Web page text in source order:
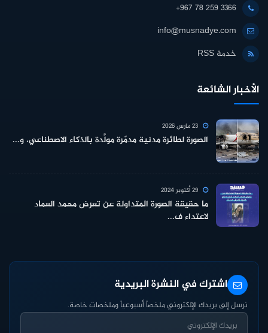
+967 78 259 3366
info@musnadye.com
خدمة RSS
الأخبار الشائعة
الصورة لطائرة مدنية مدمّرة مولَّدة بالذكاء الاصطناعي، و...
ما حقيقة الصورة المتداولة عن تعرض محمد العماد
لاعتداء ف...
اشترك في النشرة البريدية
نرسل إلى بريدك الإلكتروني ملخصاً أسبوعياً وملخصات خاصة.